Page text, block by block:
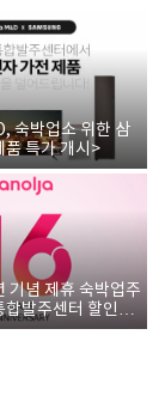
숙박업소 위한 삼
품 특가 개시>
기념 제휴 숙박업주
합발주센터 할인쿠